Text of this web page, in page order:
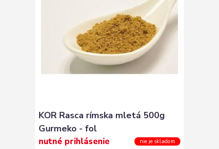
KOR Rasca rímska mletá 500g
Gurmeko - fol
nutné prihlásenie nie je skladom